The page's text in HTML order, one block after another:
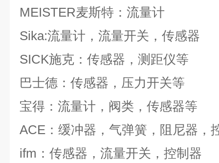
MEISTER麦斯特：流量计
Sika:流量计，流量开关，传感器
SICK施克：传感器，测距仪等
巴士德：传感器，压力开关等
宝得：流量计，阀类，传感器等
ACE：缓冲器，气弹簧，阻尼器，
ifm：传感器，流量开关，控制器